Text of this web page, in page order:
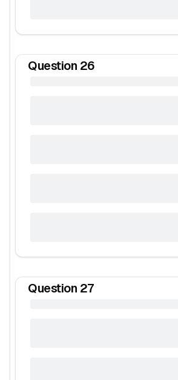
Question 26
Question 27